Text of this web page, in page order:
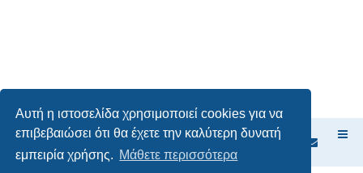
Αυτή η ιστοσελίδα χρησιμοποιεί cookies για να
επιβεβαιώσει ότι θα έχετε την καλύτερη δυνατή
εμπειρία χρήσης. Μάθετε περισσότερα
Ευρετήριο Δ. Συζήτησης